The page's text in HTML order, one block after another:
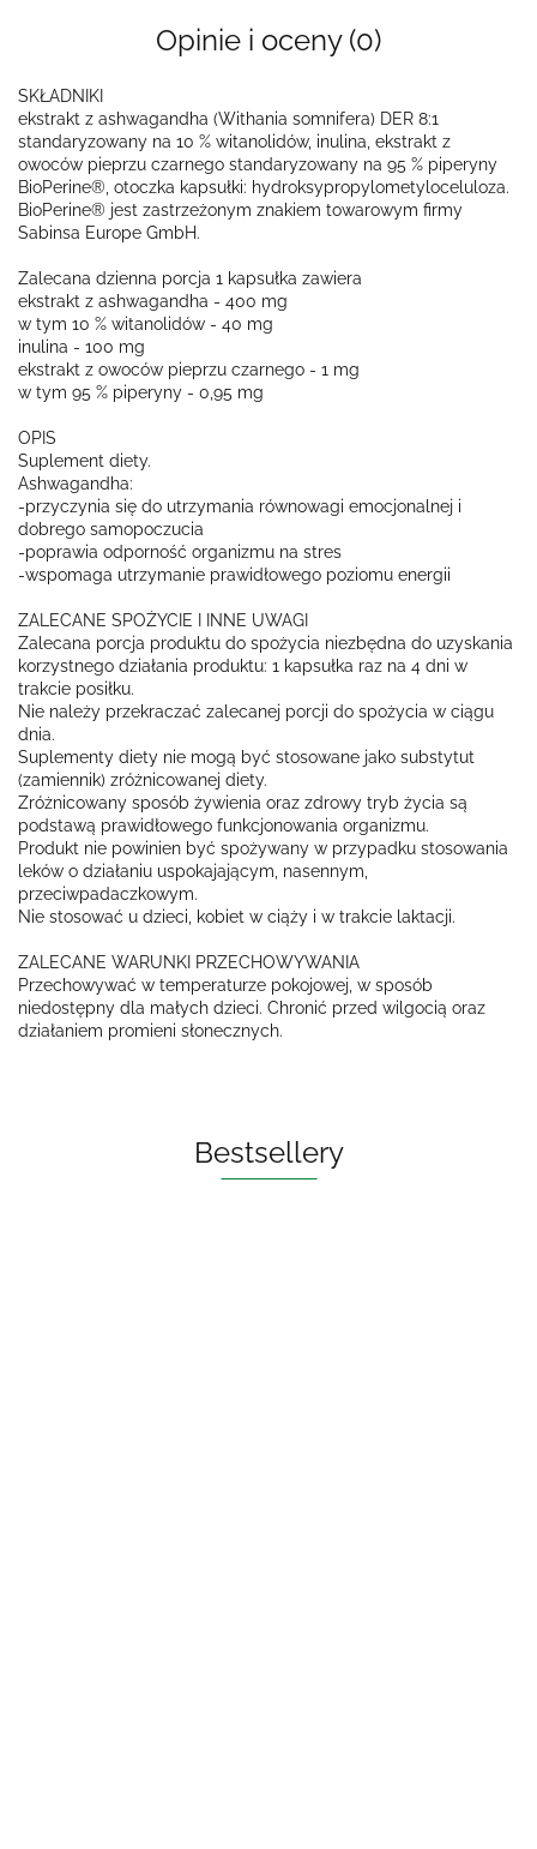
Opinie i oceny (0)
SKŁADNIKI
ekstrakt z ashwagandha (Withania somnifera) DER 8:1
standaryzowany na 10 % witanolidów, inulina, ekstrakt z
owoców pieprzu czarnego standaryzowany na 95 % piperyny
BioPerine®, otoczka kapsułki: hydroksypropylometyloceluloza.
BioPerine® jest zastrzeżonym znakiem towarowym firmy
Sabinsa Europe GmbH.
Zalecana dzienna porcja 1 kapsułka zawiera
ekstrakt z ashwagandha - 400 mg
w tym 10 % witanolidów - 40 mg
inulina - 100 mg
ekstrakt z owoców pieprzu czarnego - 1 mg
w tym 95 % piperyny - 0,95 mg
OPIS
Suplement diety.
Ashwagandha:
-przyczynia się do utrzymania równowagi emocjonalnej i
dobrego samopoczucia
-poprawia odporność organizmu na stres
-wspomaga utrzymanie prawidłowego poziomu energii
ZALECANE SPOŻYCIE I INNE UWAGI
Zalecana porcja produktu do spożycia niezbędna do uzyskania
korzystnego działania produktu: 1 kapsułka raz na 4 dni w
trakcie posiłku.
Nie należy przekraczać zalecanej porcji do spożycia w ciągu
dnia.
Suplementy diety nie mogą być stosowane jako substytut
(zamiennik) zróżnicowanej diety.
Zróżnicowany sposób żywienia oraz zdrowy tryb życia są
podstawą prawidłowego funkcjonowania organizmu.
Produkt nie powinien być spożywany w przypadku stosowania
leków o działaniu uspokajającym, nasennym,
przeciwpadaczkowym.
Nie stosować u dzieci, kobiet w ciąży i w trakcie laktacji.
ZALECANE WARUNKI PRZECHOWYWANIA
Przechowywać w temperaturze pokojowej, w sposób
niedostępny dla małych dzieci. Chronić przed wilgocią oraz
działaniem promieni słonecznych.
Bestsellery